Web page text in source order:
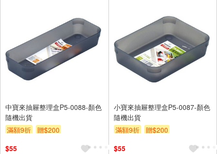
中寶來抽屜整理盒P5-0088-顏色
隨機出貨
滿額9折
贈$200
$55
小寶來抽屜整理盒P5-0087-顏色
隨機出貨
滿額9折
贈$200
$55